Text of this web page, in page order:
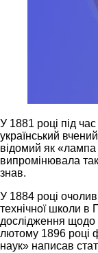
У 1881 році під
український
відомий як
випромінювала
знав.
У 1884 році
технічної школи в
дослідження щодо
лютому 1896 році
наук» написав